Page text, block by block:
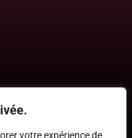
votre expérience de